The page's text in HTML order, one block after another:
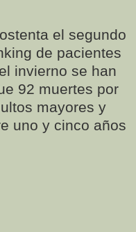
el segundo
de pacientes
invierno se han
92 muertes por
mayores y
uno y cinco años